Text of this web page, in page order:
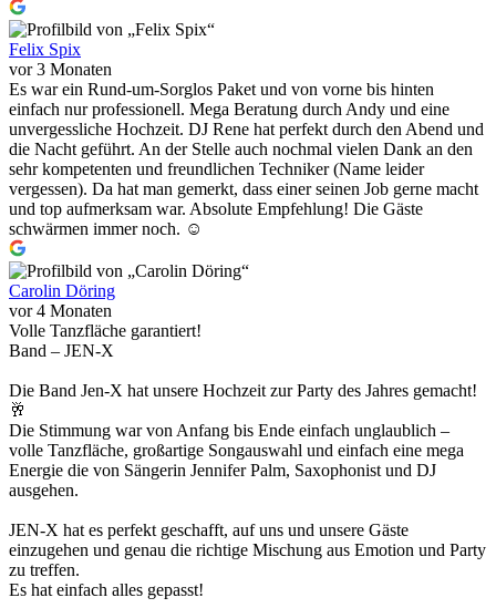
Felix Spix
vor 3 Monaten
Es war ein Rund-um-Sorglos Paket und von vorne bis hinten
einfach nur professionell. Mega Beratung durch Andy und eine
unvergessliche Hochzeit. DJ Rene hat perfekt durch den Abend und
die Nacht geführt. An der Stelle auch nochmal vielen Dank an den
sehr kompetenten und freundlichen Techniker (Name leider
vergessen). Da hat man gemerkt, dass einer seinen Job gerne macht
und top aufmerksam war. Absolute Empfehlung! Die Gäste
schwärmen immer noch. ☺️
Carolin Döring
vor 4 Monaten
Volle Tanzfläche garantiert!
Band – JEN-X
Die Band Jen-X hat unsere Hochzeit zur Party des Jahres gemacht!
🥂
Die Stimmung war von Anfang bis Ende einfach unglaublich –
volle Tanzfläche, großartige Songauswahl und einfach eine mega
Energie die von Sängerin Jennifer Palm, Saxophonist und DJ
ausgehen.
JEN-X hat es perfekt geschafft, auf uns und unsere Gäste
einzugehen und genau die richtige Mischung aus Emotion und Party
zu treffen.
Es hat einfach alles gepasst!